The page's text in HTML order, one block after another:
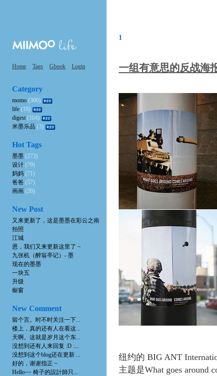
Home Tags Gbook Login
1
一组有意思的反战海
纽约的 BIG ANT
主题是What goes around
Category
momo (300)
life (18)
digest(104)
米墨乐品 (3)
Hot Tags
墨墨 (273)
设计 (79)
妈妈 (71)
爸爸 (57)
画画 (20)
New Post
又来更新了，这是墨墨在彩云之南
拍照
江城
恩，我们又来更新这里了 ~
九张机（醉翁亭记）- 墨
现在的墨墨
一块五
升级
橱窗
New Comment
留个言。时不时关注一下...
楼上，真的还有人在看这...
天啊。这就是岁月这个东...
没想到还有人来回复 :D :...
没想到这个blog还在更新 ...
好的，谢谢指正 ~
Hello~~ 椅子的設計師只...